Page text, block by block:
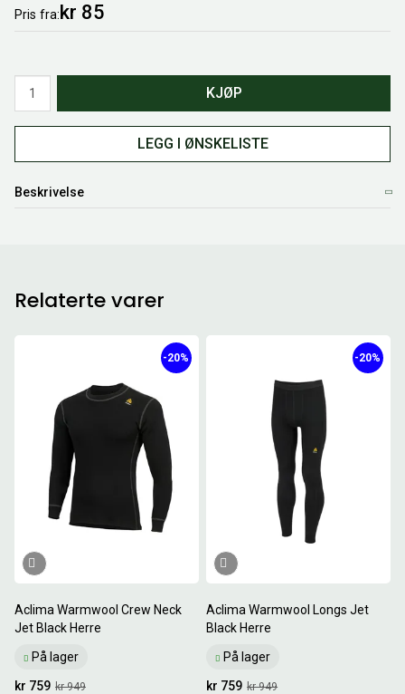
Pris fra kr 85
KJØP
LEGG I ØNSKELISTE
Beskrivelse
Relaterte varer
Aclima Warmwool Crew Neck
Jet Black Herre
På lager
-20%
kr 949
kr 759
Aclima Warmwool Longs Jet
Black Herre
På lager
-20%
kr 949
kr 759